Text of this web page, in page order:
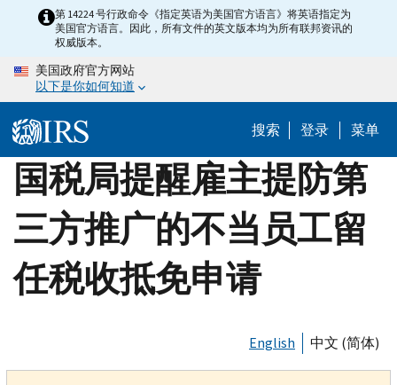
content
第 14224 号行政命令《指定英语为美国官方语言》将英语指定为
美国官方语言。因此，所有文件的英文版本均为所有联邦资讯的
权威版本。
美国政府官方网站
以下是你如何知道
搜索 登录 菜单
国税局提醒雇主提防第
三方推广的不当员工留
任税收抵免申请
English 中文 (简体)